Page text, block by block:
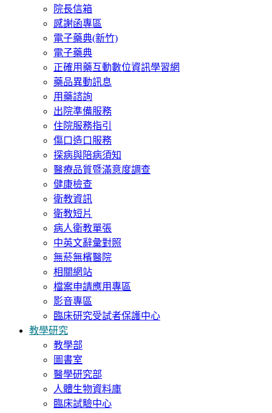
院長信箱
感謝函專區
電子藥典(新竹)
電子藥典
正確用藥互動數位資訊學習網
藥品異動訊息
用藥諮詢
出院準備服務
住院服務指引
傷口造口服務
探病與陪病須知
醫療品質暨滿意度調查
健康檢查
衛教資訊
衛教短片
病人衛教單張
中英文辭彙對照
無菸無檳醫院
相關網站
檔案申請應用專區
影音專區
臨床研究受試者保護中心
教學研究
教學部
圖書室
醫學研究部
人體生物資料庫
臨床試驗中心